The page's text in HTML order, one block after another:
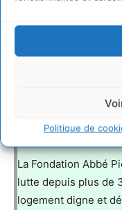
Politique de
L’exigence dans
dialogue avec tous
La Fondation Abbé
lutte depuis plus de
logement digne et